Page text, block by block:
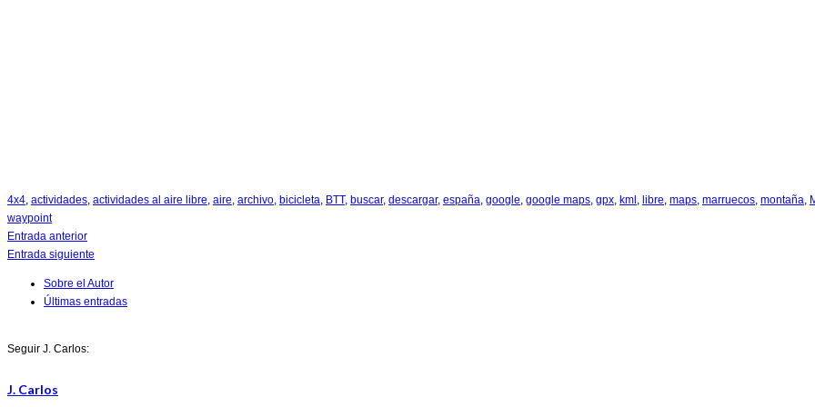
4x4 actividades actividades al aire libre aire archivo bicicleta BTT, buscar, descargar, españa google google maps gpx kml libre maps marruecos montaña
waypoint
Entrada anterior
Entrada siguiente
Sobre el Autor
Últimas entradas
Seguir J. Carlos:
J. Carlos